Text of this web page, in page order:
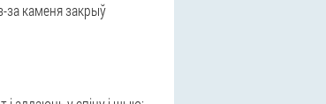
за каменя закрыў